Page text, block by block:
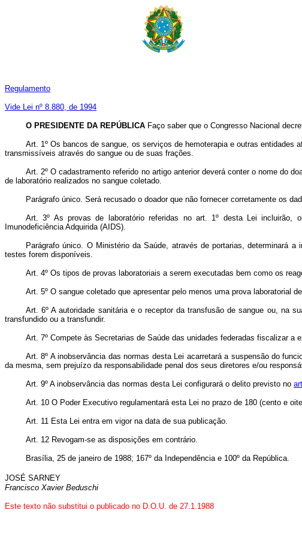
Regulamento
Vide Lei nº 8.880, de 1994
O PRESIDENTE DA REPÚBLICA Faço saber que o Congresso Nacional
Art. 1º Os bancos de sangue, os serviços de hemoterapia e outras entidades
transmissíveis através do sangue ou de suas frações.
Art. 2º O cadastramento referido no artigo anterior deverá conter o nome do
de laboratório realizados no sangue coletado.
Parágrafo único. Será recusado o doador que não fornecer corretamente os
Art. 3º As provas de laboratório referidas no art. 1º desta Lei incluirão,
Imunodeficiência Adquirida (AIDS).
Parágrafo único. O Ministério da Saúde, através de portarias, determinará
testes forem disponíveis.
Art. 4º Os tipos de provas laboratoriais a serem executadas bem como os
Art. 5º O sangue coletado que apresentar pelo menos uma prova laboratorial
Art.6º A autoridade sanitária e o receptor da transfusão de sangue ou, na
transfundido ou a transfundir.
Art. 7º Compete às Secretarias de Saúde das unidades federadas fiscalizar
Art.8º A inobservância das normas desta Lei acarretará a suspensão do
da mesma, sem prejuízo da responsabilidade penal dos seus diretores e/ou
Art. 9º A inobservância das normas desta Lei configurará o delito previsto no
Art. 10 O Poder Executivo regulamentará esta Lei no prazo de 180 (cento e
Art. 11 Esta Lei entra em vigor na data de sua publicação.
Art. 12 Revogam-se as disposições em contrário.
Brasília, 25 de janeiro de 1988; 167º da Independência e 100º da República.
JOSÉ SARNEY
Francisco Xavier Beduschi
Este texto não substitui o publicado no D.O.U. de 27.1.1988